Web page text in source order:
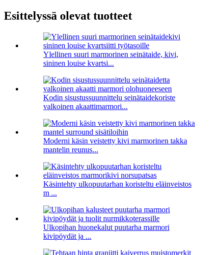
Esittelyssä olevat tuotteet
Ylellinen suuri marmorinen seinätaide, kivi,
sininen louise kvartsi...
Kodin sisustussuunnittelu seinätaidekoriste
valkoinen akaattimarmori...
Moderni käsin veistetty kivi marmorinen takka
mantelin reunus...
Käsintehty ulkopuutarhan koristeltu eläinveistos
m ...
Ulkopihan huonekalut puutarha marmori
kivipöydät ja ...